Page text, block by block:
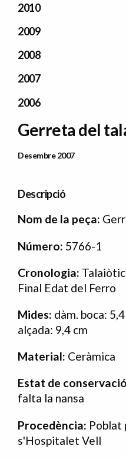
2010
2009
2008
2007
2006
Gerreta del
Data Publicació
Desembre 2007
Descripció
Nom de la peça:
Número: 5766-1
Cronologia:
Final Edat del Ferro
Mides: dàm. boca:
alçada: 9,4 cm
Material: Ceràmica
Estat de
falta la nansa
Procedència: Poblat
s'Hospitalet Vell